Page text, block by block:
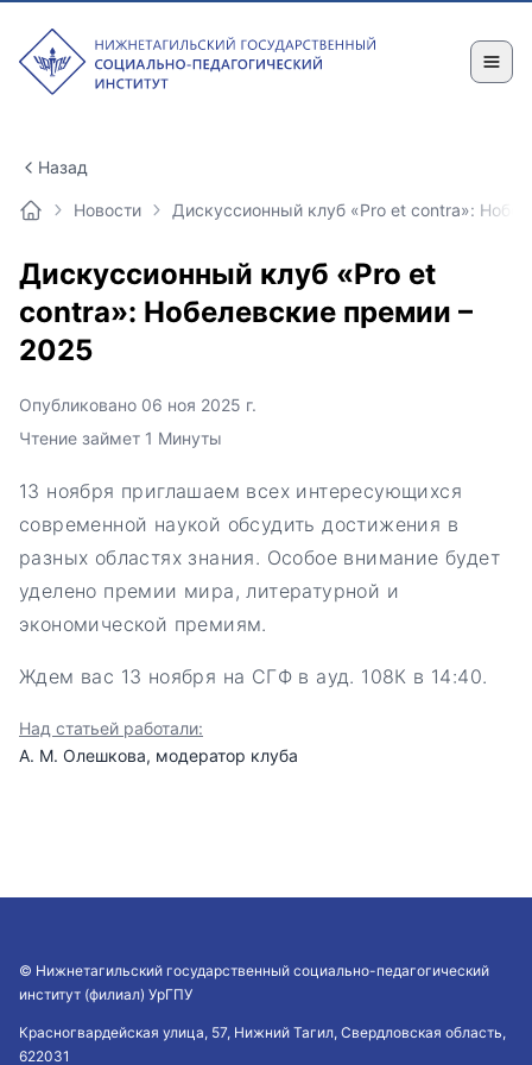
Назад
Новости Дискуссионный клуб «Pro et contra»:
Дискуссионный клуб «Pro et
contra»: Нобелевские премии –
2025
Опубликовано 06 ноя 2025 г.
Чтение займет 1 Минуты
13 ноября приглашаем всех интересующихся
современной наукой обсудить достижения в
разных областях знания. Особое внимание будет
уделено премии мира, литературной и
экономической премиям.
Ждем вас 13 ноября на СГФ в ауд. 108К в 14:40.
Над статьей работали:
А. М. Олешкова, модератор клуба
© Нижнетагильский государственный социально-педагогический
институт (филиал) УрГПУ
Красногвардейская улица, 57, Нижний Тагил, Свердловская область,
622031